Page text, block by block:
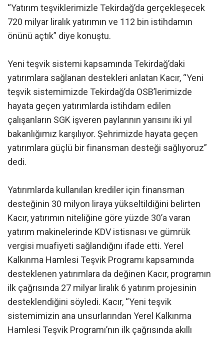
“Yatırım teşviklerimizle Tekirdağ’da gerçekleşecek
720 milyar liralık yatırımın ve 112 bin istihdamın
önünü açtık” diye konuştu.
Yeni teşvik sistemi kapsamında Tekirdağ’daki
yatırımlara sağlanan destekleri anlatan Kacır, “Yeni
teşvik sistemimizde Tekirdağ’da OSB’lerimizde
hayata geçen yatırımlarda istihdam edilen
çalışanların SGK işveren paylarının yarısını iki yıl
bakanlığımız karşılıyor. Şehrimizde hayata geçen
yatırımlara güçlü bir finansman desteği sağlıyoruz”
dedi.
Yatırımlarda kullanılan krediler için finansman
desteğinin 30 milyon liraya yükseltildiğini belirten
Kacır, yatırımın niteliğine göre yüzde 30’a varan
yatırım makinelerinde KDV istisnası ve gümrük
vergisi muafiyeti sağlandığını ifade etti. Yerel
Kalkınma Hamlesi Teşvik Programı kapsamında
desteklenen yatırımlara da değinen Kacır, programın
ilk çağrısında 27 milyar liralık 6 yatırım projesinin
desteklendiğini söyledi. Kacır, “Yeni teşvik
sistemimizin ana unsurlarından Yerel Kalkınma
Hamlesi Teşvik Programı’nın ilk çağrısında akıllı